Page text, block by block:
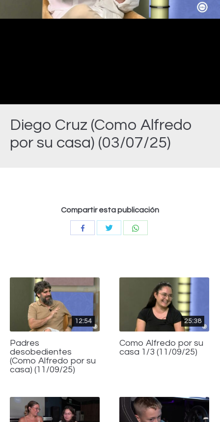
Diego Cruz (Como Alfredo
por su casa) (03/07/25)
Video
Compartir esta publicación
CompartirCompartir
12:54
Padres
desobedientes
(Como Alfredo por su
casa) (11/09/25)
25:38
Como Alfredo por su
casa 1/3 (11/09/25)